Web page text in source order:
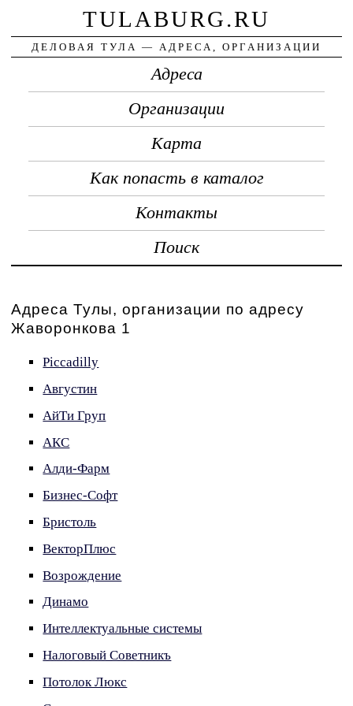
TULABURG.RU
ДЕЛОВАЯ ТУЛА — АДРЕСА, ОРГАНИЗАЦИИ
Адреса
Организации
Карта
Как попасть в каталог
Контакты
Поиск
Адреса Тулы, организации по адресу
Жаворонкова 1
Piccadilly
Августин
АйТи Груп
АКС
Алди-Фарм
Бизнес-Софт
Бристоль
ВекторПлюс
Возрождение
Динамо
Интеллектуальные системы
Налоговый Советникъ
Потолок Люкс